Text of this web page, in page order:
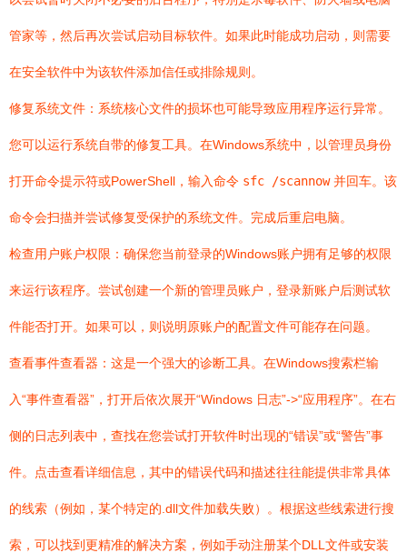
管家等，然后再次尝试启动目标软件。如果此时能成功启动，则需要
在安全软件中为该软件添加信任或排除规则。
修复系统文件：系统核心文件的损坏也可能导致应用程序运行异常。
您可以运行系统自带的修复工具。在Windows系统中，以管理员身份
打开命令提示符或PowerShell，输入命令 sfc /scannow并回车。该
命令会扫描并尝试修复受保护的系统文件。完成后重启电脑。
检查用户账户权限：确保您当前登录的Windows账户拥有足够的权限
来运行该程序。尝试创建一个新的管理员账户，登录新账户后测试软
件能否打开。如果可以，则说明原账户的配置文件可能存在问题。
查看事件查看器：这是一个强大的诊断工具。在Windows搜索栏输
入“事件查看器”，打开后依次展开“Windows 日志”->“应用程序”。在右
侧的日志列表中，查找在您尝试打开软件时出现的“错误”或“警告”事
件。点击查看详细信息，其中的错误代码和描述往往能提供非常具体
的线索（例如，某个特定的.dll文件加载失败）。根据这些线索进行搜
索，可以找到更精准的解决方案，例如手动注册某个DLL文件或安装